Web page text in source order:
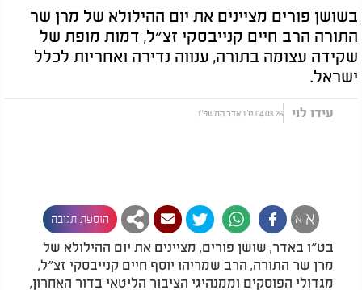
בשושן פורים מציינים את יום ההילולא של מרן שר
התורה הרב חיים קנייבסקי זצ״ל, דמות מופת של
שקידה עצומה בתורה, ענווה נדירה ואחריות לכלל
ישראל.
עידו לוי 04.03.26 ט"ו אדר התשפ"ו
א א הוספת תגובה
בט״ו באדר, שושן פורים, מציינים את יום ההילולא של
מרן שר התורה, הרב שמריהו יוסף חיים קנייבסקי זצ״ל,
מגדולי הפוסקים וממנהיגי הציבור הליטאי בדור האחרון,